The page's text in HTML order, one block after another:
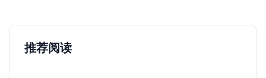
推荐阅读